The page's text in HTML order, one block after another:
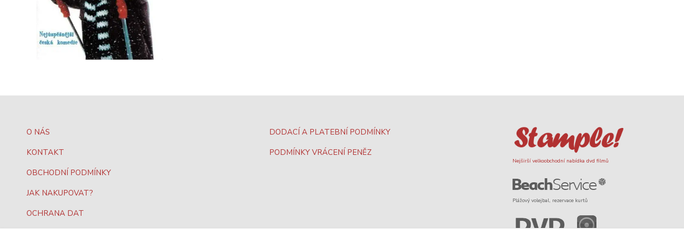
O NÁS
KONTAKT
OBCHODNÍ PODMÍNKY
JAK NAKUPOVAT?
OCHRANA DAT
DODACÍ A PLATEBNÍ PODMÍNKY
PODMÍNKY VRÁCENÍ PENĚZ
Nejširší velkoobchodní nabídka dvd filmů
Plážový volejbal, rezervace kurtů